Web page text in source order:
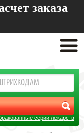
заказа
серии лекарств